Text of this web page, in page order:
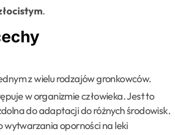
.
z wielu rodzajów gronkowców.
w organizmie człowieka. Jest to
do adaptacji do różnych środowisk.
wytwarzania oporności na leki